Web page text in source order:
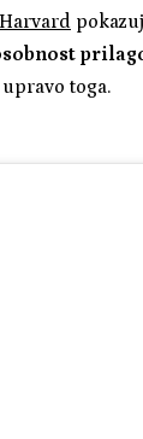
toga.